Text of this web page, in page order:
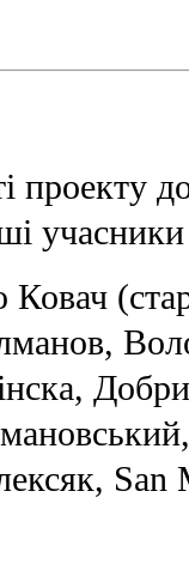
проекту
Ковач
San